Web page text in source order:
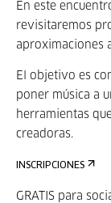
En este
revisitaremos
aproximaciones
El objetivo es
poner música a
herramientas
creadoras.
INSCRIPCIONES
GRATIS para